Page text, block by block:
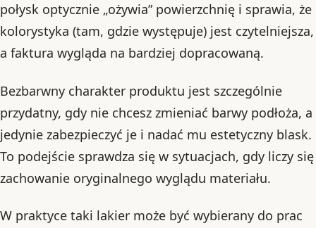
połysk optycznie „ożywia” powierzchnię i sprawia, że
kolorystyka (tam, gdzie występuje) jest czytelniejsza,
a faktura wygląda na bardziej dopracowaną.
Bezbarwny charakter produktu jest szczególnie
przydatny, gdy nie chcesz zmieniać barwy podłoża, a
jedynie zabezpieczyć je i nadać mu estetyczny blask.
To podejście sprawdza się w sytuacjach, gdy liczy się
zachowanie oryginalnego wyglądu materiału.
W praktyce taki lakier może być wybierany do prac